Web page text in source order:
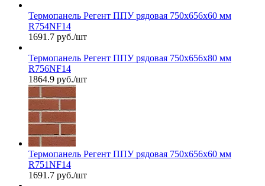
Термопанель Регент ППУ рядовая 750х656х60 мм
R754NF14
1691.7 руб./шт
Термопанель Регент ППУ рядовая 750х656х80 мм
R756NF14
1864.9 руб./шт
Термопанель Регент ППУ рядовая 750х656х60 мм
R751NF14
1691.7 руб./шт